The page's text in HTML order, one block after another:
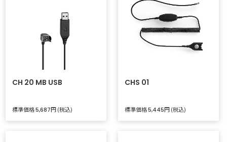
CH 20 MB USB
標準価格5,687円 (税込)
CHS 01
標準価格5,445円 (税込)